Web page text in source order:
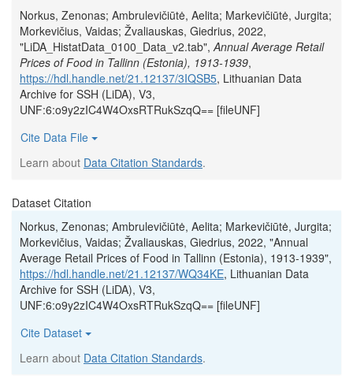
Norkus, Zenonas; Ambrulevičiūtė, Aelita; Markevičiūtė, Jurgita;
Morkevičius, Vaidas; Žvaliauskas, Giedrius, 2022,
"LiDA_HistatData_0100_Data_v2.tab",Annual Average Retail
Prices of Food in Tallinn (Estonia), 1913-1939,
https://hdl.handle.net/21.12137/3IQSB5, Lithuanian Data
Archive for SSH (LiDA), V3,
UNF:6:o9y2zIC4W4OxsRTRukSzqQ== [fileUNF]
Cite Data File
Learn about Data Citation Standards.
Dataset Citation
Norkus, Zenonas; Ambrulevičiūtė, Aelita; Markevičiūtė, Jurgita;
Morkevičius, Vaidas; Žvaliauskas, Giedrius, 2022, "Annual
Average Retail Prices of Food in Tallinn (Estonia), 1913-1939",
https://hdl.handle.net/21.12137/WQ34KE, Lithuanian Data
Archive for SSH (LiDA), V3,
UNF:6:o9y2zIC4W4OxsRTRukSzqQ== [fileUNF]
Cite Dataset
Learn about Data Citation Standards.